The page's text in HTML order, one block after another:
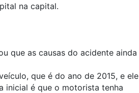
na capital.
que as causas do acidente ainda
que é do ano de 2015, e ele
inicial é que o motorista tenha